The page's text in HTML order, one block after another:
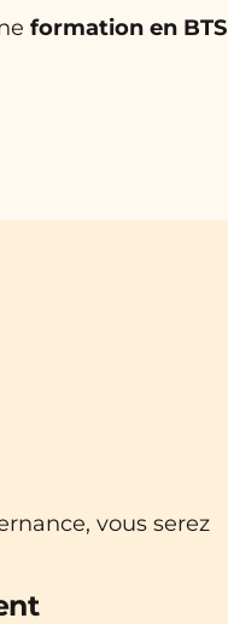
formation en BTS
vous serez